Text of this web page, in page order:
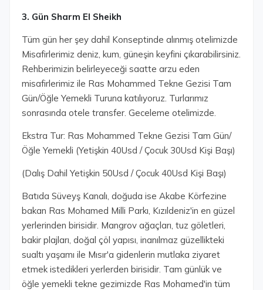
3. Gün Sharm El Sheikh
Tüm gün her şey dahil Konseptinde alınmış otelimizde
Misafirlerimiz deniz, kum, güneşin keyfini çıkarabilirsiniz.
Rehberimizin belirleyeceği saatte arzu eden
misafirlerimiz ile Ras Mohammed Tekne Gezisi Tam
Gün/Öğle Yemekli Turuna katılıyoruz. Turlarımız
sonrasında otele transfer. Geceleme otelimizde.
Ekstra Tur: Ras Mohammed Tekne Gezisi Tam Gün/
Öğle Yemekli (Yetişkin 40Usd / Çocuk 30Usd Kişi Başı)
(Dalış Dahil Yetişkin 50Usd / Çocuk 40Usd Kişi Başı)
Batıda Süveyş Kanalı, doğuda ise Akabe Körfezine
bakan Ras Mohamed Milli Parkı, Kızıldeniz'in en güzel
yerlerinden birisidir. Mangrov ağaçları, tuz göletleri,
bakir plajları, doğal çöl yapısı, inanılmaz güzellikteki
sualtı yaşamı ile Mısır'a gidenlerin mutlaka ziyaret
etmek istedikleri yerlerden birisidir. Tam günlük ve
öğle yemekli tekne gezimizde Ras Mohamed'in tüm